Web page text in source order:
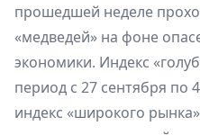
прошедшей неделе
«медведей» на фоне
экономики. Индекс
период с 27 сентября по
индекс «широкого